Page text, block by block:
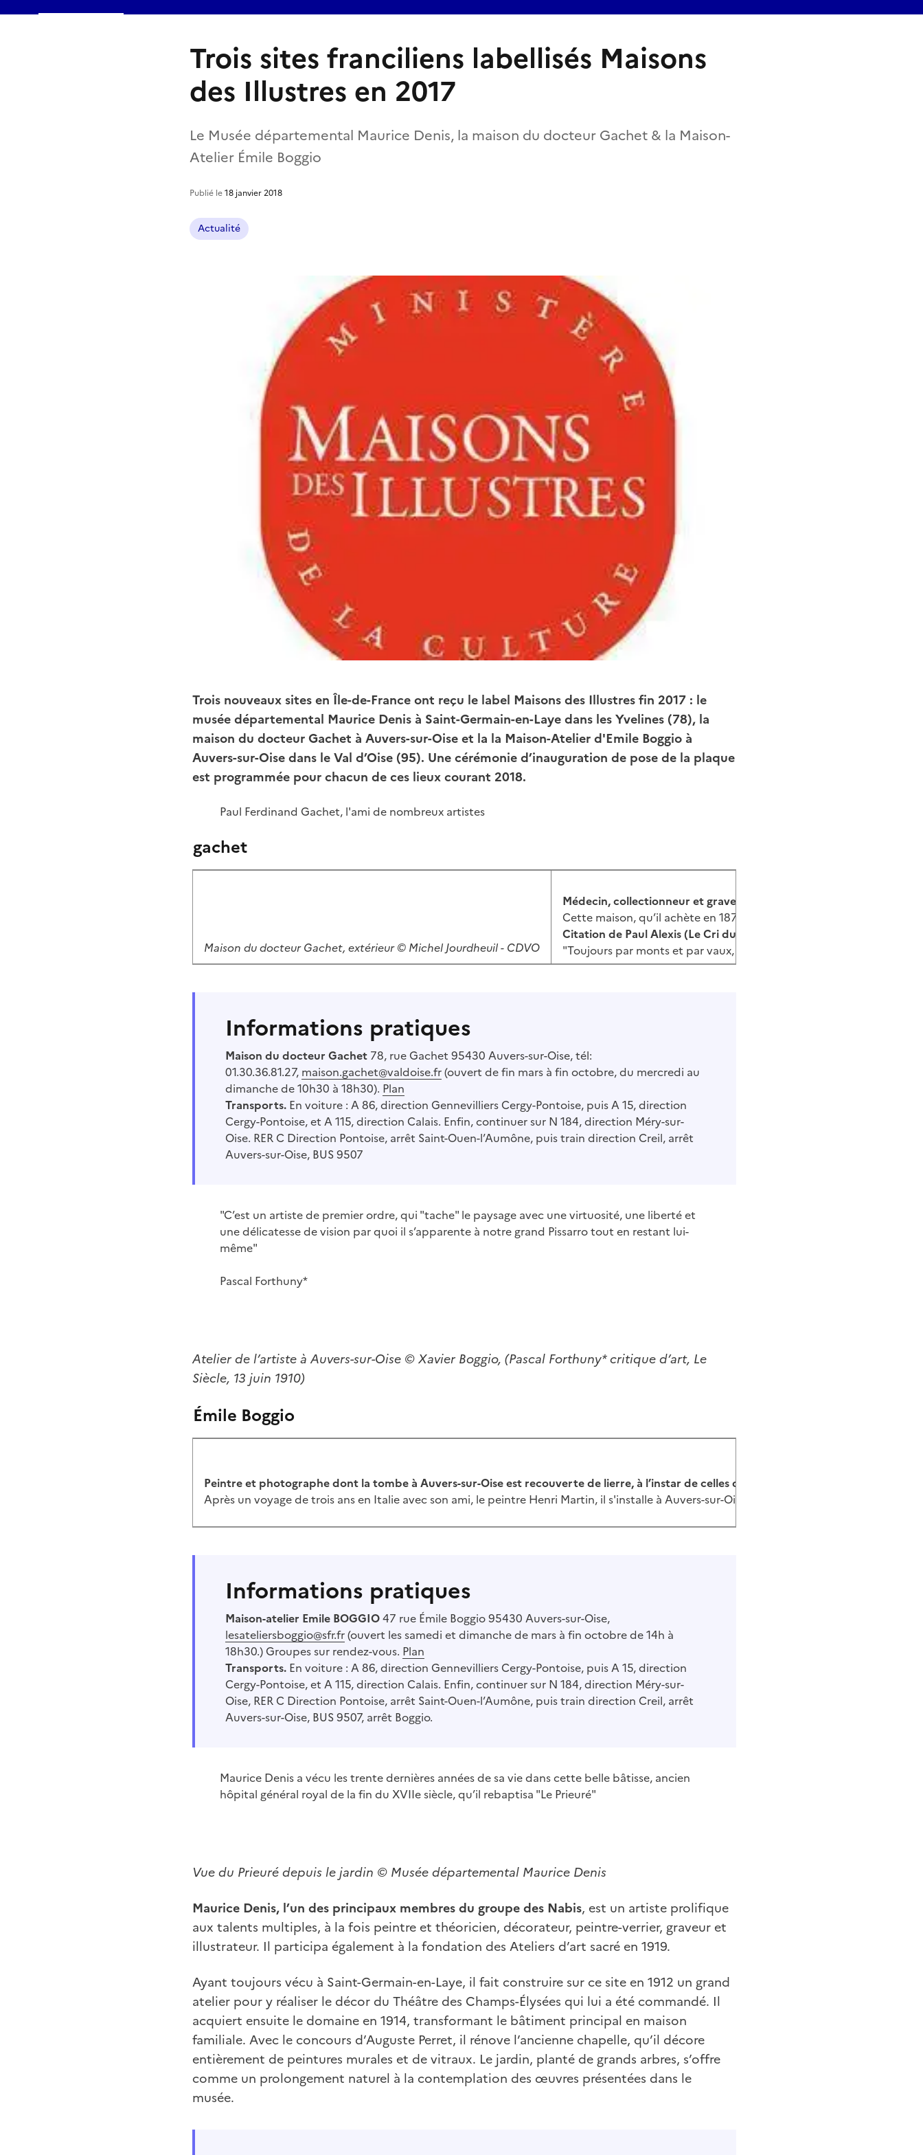
Trois sites franciliens labellisés Maisons
des Illustres en 2017
Le Musée départemental Maurice Denis, la maison du docteur Gachet & la Maison-
Atelier Émile Boggio
Publié le18 janvier 2018
Actualité
Trois nouveaux sites en Île-de-France ont reçu le label Maisons des Illustres fin 2017 : le
musée départemental Maurice Denis à Saint-Germain-en-Laye dans les Yvelines (78), la
maison du docteur Gachet à Auvers-sur-Oise et la la Maison-Atelier d'Emile Boggio à
Auvers-sur-Oise dans le Val d’Oise (95). Une cérémonie d’inauguration de pose de la plaque
est programmée pour chacun de ces lieux courant 2018.
Paul Ferdinand Gachet, l'ami de nombreux artistes
gachet
Maison du docteur Gachet, extérieur © Michel Jourdheuil - CDVO
Médecin, collectionneur et graveur, Paul Ferdinand Gachet
Cette maison, qu’il achète en 1872, devient à la fois un refuge et
Citation de Paul Alexis (Le Cri du Peuple, août 1887)
"Toujours par monts et par vaux, d’une activité extraordinaire, il
Informations pratiques
Maison du docteur Gachet 78, rue Gachet 95430 Auvers-sur-Oise, tél:
01.30.36.81.27, maison.gachet@valdoise.fr(ouvert de fin mars à fin octobre, du mercredi au
dimanche de 10h30 à 18h30). Plan
Transports. En voiture : A 86, direction Gennevilliers Cergy-Pontoise, puis A 15, direction
Cergy-Pontoise, et A 115, direction Calais. Enfin, continuer sur N 184, direction Méry-sur-
Oise. RER C Direction Pontoise, arrêt Saint-Ouen-l’Aumône, puis train direction Creil, arrêt
Auvers-sur-Oise, BUS 9507
"C’est un artiste de premier ordre, qui "tache" le paysage avec une virtuosité, une liberté et
une délicatesse de vision par quoi il s’apparente à notre grand Pissarro tout en restant lui-
même"
Pascal Forthuny*
Atelier de l’artiste à Auvers-sur-Oise © Xavier Boggio, (Pascal Forthuny* critique d’art, Le
Siècle, 13 juin 1910)
Émile Boggio
Peintre et photographe dont la tombe à Auvers-sur-Oise est recouverte de lierre, à l’instar de celles de Théo et Vincent van Gogh, Émile
Après un voyage de trois ans en Italie avec son ami, le peintre Henri Martin, il s'installe à Auvers-sur-Oise en 1910, dans un corps de
Informations pratiques
Maison-atelier Emile BOGGIO47 rue Émile Boggio 95430 Auvers-sur-Oise,
lesateliersboggio@sfr.fr(ouvert les samedi et dimanche de mars à fin octobre de 14h à
18h30.) Groupes sur rendez-vous. Plan
Transports. En voiture : A 86, direction Gennevilliers Cergy-Pontoise, puis A 15, direction
Cergy-Pontoise, et A 115, direction Calais. Enfin, continuer sur N 184, direction Méry-sur-
Oise, RER C Direction Pontoise, arrêt Saint-Ouen-l’Aumône, puis train direction Creil, arrêt
Auvers-sur-Oise, BUS 9507, arrêt Boggio.
Maurice Denis a vécu les trente dernières années de sa vie dans cette belle bâtisse, ancien
hôpital général royal de la fin du XVIIe siècle, qu’il rebaptisa "Le Prieuré"
Vue du Prieuré depuis le jardin © Musée départemental Maurice Denis
Maurice Denis, l’un des principaux membres du groupe des Nabis, est un artiste prolifique
aux talents multiples, à la fois peintre et théoricien, décorateur, peintre-verrier, graveur et
illustrateur. Il participa également à la fondation des Ateliers d’art sacré en 1919.
Ayant toujours vécu à Saint-Germain-en-Laye, il fait construire sur ce site en 1912 un grand
atelier pour y réaliser le décor du Théâtre des Champs-Élysées qui lui a été commandé. Il
acquiert ensuite le domaine en 1914, transformant le bâtiment principal en maison
familiale. Avec le concours d’Auguste Perret, il rénove l’ancienne chapelle, qu’il décore
entièrement de peintures murales et de vitraux. Le jardin, planté de grands arbres, s’offre
comme un prolongement naturel à la contemplation des œuvres présentées dans le
musée.